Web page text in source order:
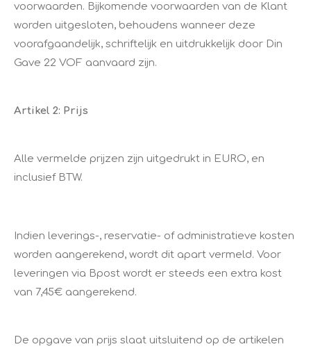
voorwaarden. Bijkomende voorwaarden van de Klant
worden uitgesloten, behoudens wanneer deze
voorafgaandelijk, schriftelijk en uitdrukkelijk door Din
Gave 22 VOF aanvaard zijn.
Artikel 2: Prijs
Alle vermelde prijzen zijn uitgedrukt in EURO, en
inclusief BTW.
Indien leverings-, reservatie- of administratieve kosten
worden aangerekend, wordt dit apart vermeld. Voor
leveringen via Bpost wordt er steeds een extra kost
van 7,45€ aangerekend.
De opgave van prijs slaat uitsluitend op de artikelen